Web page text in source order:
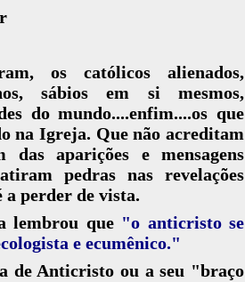
os católicos alienados,
sábios em si mesmos,
do mundo....enfim....os que
na Igreja. Que não acreditam
aparições e mensagens
pedras nas revelações
perder de vista.
lembrou que "o anticristo se
e ecumênico."
de Anticristo ou a seu "braço